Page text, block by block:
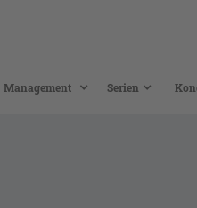
Management Serien